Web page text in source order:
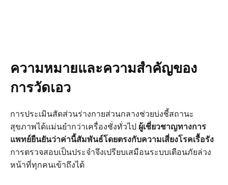
ความหมายและความสำคัญของ
การวัดเอว
การประเมินสัดส่วนร่างกายส่วนกลางช่วยบ่งชี้สถานะ
สุขภาพได้แม่นยำกว่าเครื่องชั่งทั่วไป ผู้เชี่ยวชาญทางการ
แพทย์ยืนยันว่าค่านี้สัมพันธ์โดยตรงกับความเสี่ยงโรคเรื้อรัง
การตรวจสอบเป็นประจำจึงเปรียบเสมือนระบบเตือนภัยล่วง
หน้าที่ทุกคนเข้าถึงได้